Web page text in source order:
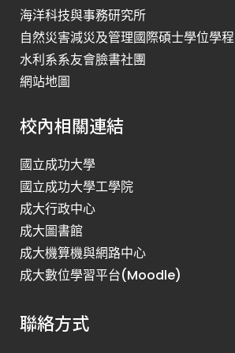
海洋科技與事務研究所
自然災害減災及管理國際碩士學位學程
水利系系友會臉書社團
網站地圖
校內相關連結
國立成功大學
國立成功大學工學院
成大行政中心
成大圖書館
成大機算機與網路中心
成大數位學習平台(Moodle)
聯絡方式